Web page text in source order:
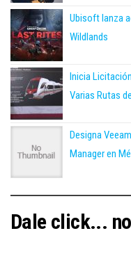
Ubisoft lanza
Wildlands
Inicia
Varias Rutas
Designa
Manager en
Dale click...